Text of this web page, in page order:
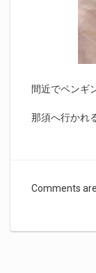
間近でペンギ
那須へ行かれ
Comments